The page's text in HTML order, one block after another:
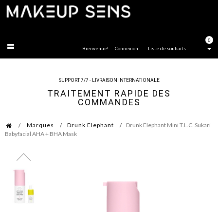
0
Liste de souhaits
Bienvenue! Connexion
SUPPORT 7/7 - LIVRAISON INTERNATIONALE
TRAITEMENT RAPIDE DES
COMMANDES
Marques Drunk Elephant
Drunk Elephant Mini T.L.C. Sukari
Babyfacial AHA + BHA Mask